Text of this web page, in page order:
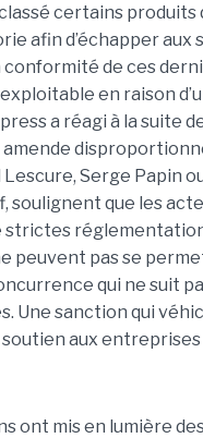
certains produits
afin d’échapper aux
de ces
en raison
a réagi à la suite
Serge Papin
soulignent que les
strictes
peuvent pas se
qui ne suit
Une sanction qui
aux entreprises
ont mis en lumière